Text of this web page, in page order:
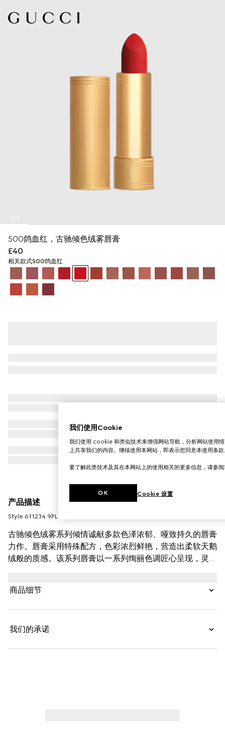
8
500鸽血红，古驰倾色绒雾唇膏
£40
相关款式500鸽血红
产品描述
Style ‎611234 9PL12 9500
古驰倾色绒雾系列倾情诚献多款色泽浓郁、哑致持久的唇膏
力作。唇膏采用特殊配方，色彩浓烈鲜艳，营造出柔软天鹅
绒般的质感。该系列唇膏以一系列绚丽色调匠心呈现，灵感
无拘无束的自我表达精神；每支唇膏均配有华贵的金色调唇
商品细节
我们的承诺
我们使用Cookie
我们使用 cookie 和类似技术来增强网站导航，分析网站使用
上共享我们的内容。继续使用本网站，即表示您同意本使用条
要了解此类技术及其在本网站上的使用相关的更多信息，请参
Cookie 设置
OK